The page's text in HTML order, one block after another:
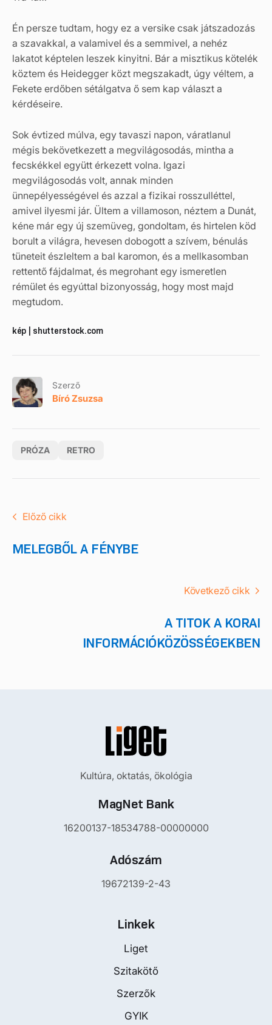
Én persze tudtam, hogy ez a versike csak játszadozás
a szavakkal, a valamivel és a semmivel, a nehéz
lakatot képtelen leszek kinyitni. Bár a misztikus kötelék
köztem és Heidegger közt megszakadt, úgy véltem, a
Fekete erdőben sétálgatva ő sem kap választ a
kérdéseire.
Sok évtized múlva, egy tavaszi napon, váratlanul
mégis bekövetkezett a megvilágosodás, mintha a
fecskékkel együtt érkezett volna. Igazi
megvilágosodás volt, annak minden
ünnepélyességével és azzal a fizikai rosszulléttel,
amivel ilyesmi jár. Ültem a villamoson, néztem a Dunát,
kéne már egy új szemüveg, gondoltam, és hirtelen köd
borult a világra, hevesen dobogott a szívem, bénulás
tüneteit észleltem a bal karomon, és a mellkasomban
rettentő fájdalmat, és megrohant egy ismeretlen
rémület és egyúttal bizonyosság, hogy most majd
megtudom.
kép | shutterstock.com
Szerző
Bíró Zsuzsa
PRÓZA RETRO
Előző cikk
MELEGBŐL A FÉNYBE
Következő cikk
A TITOK A KORAI
INFORMÁCIÓKÖZÖSSÉGEKBEN
Kultúra, oktatás, ökológia
MagNet Bank
16200137-18534788-00000000
Adószám
19672139-2-43
Linkek
Liget
Szitakötő
Szerzők
GYIK